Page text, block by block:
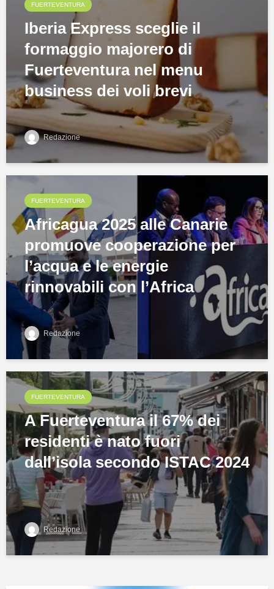
FUERTEVENTURA
Iberia Express sceglie il
formaggio majorero di
Fuerteventura nel menu
business dei voli brevi
Redazione
FUERTEVENTURA
Africagua 2025 alle Canarie
promuove cooperazione per
l’acqua e le energie
rinnovabili con l’Africa
Redazione
FUERTEVENTURA
A Fuerteventura il 67% dei
residenti è nato fuori
dall’isola secondo ISTAC 2024
Redazione